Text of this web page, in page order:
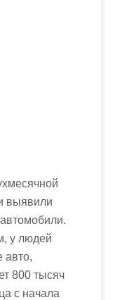
выявили
у людей
авто,
800 тысяч
с начала